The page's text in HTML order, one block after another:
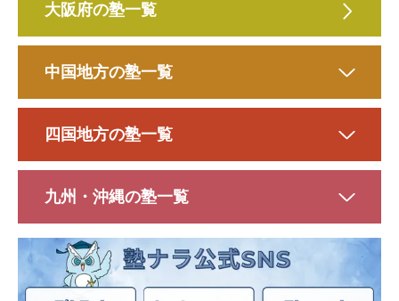
大阪府の塾一覧
中国地方の塾一覧
四国地方の塾一覧
九州・沖縄の塾一覧